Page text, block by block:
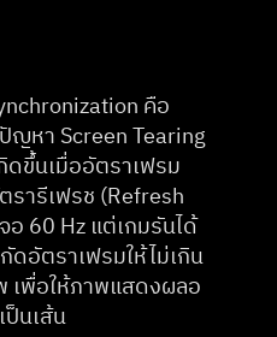
คือ
ญหา Screen Tearing
ดขึ้นเมื่ออัตราเฟรม
รารีเฟรช (Refresh
60 Hz แต่เกมรันได้
ดอัตราเฟรมให้ไม่เกิน
เพื่อให้ภาพแสดงผลอ
นเส้น